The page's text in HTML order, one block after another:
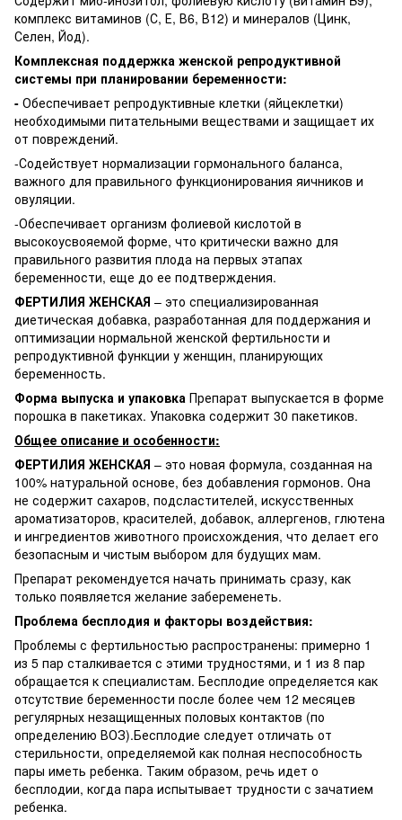
комплекс витаминов (С, Е, В6, В12) и минералов (Цинк,
Селен, Йод).
Комплексная поддержка женской репродуктивной
системы при планировании беременности:
- Обеспечивает репродуктивные клетки (яйцеклетки)
необходимыми питательными веществами и защищает их
от повреждений.
-Содействует нормализации гормонального баланса,
важного для правильного функционирования яичников и
овуляции.
-Обеспечивает организм фолиевой кислотой в
высокоусвояемой форме, что критически важно для
правильного развития плода на первых этапах
беременности, еще до ее подтверждения.
ФЕРТИЛИЯ ЖЕНСКАЯ – это специализированная
диетическая добавка, разработанная для поддержания и
оптимизации нормальной женской фертильности и
репродуктивной функции у женщин, планирующих
беременность.
Форма выпуска и упаковка Препарат выпускается в форме
порошка в пакетиках. Упаковка содержит 30 пакетиков.
Общее описание и особенности:
ФЕРТИЛИЯ ЖЕНСКАЯ – это новая формула, созданная на
100% натуральной основе, без добавления гормонов. Она
не содержит сахаров, подсластителей, искусственных
ароматизаторов, красителей, добавок, аллергенов, глютена
и ингредиентов животного происхождения, что делает его
безопасным и чистым выбором для будущих мам.
Препарат рекомендуется начать принимать сразу, как
только появляется желание забеременеть.
Проблема бесплодия и факторы воздействия:
Проблемы с фертильностью распространены: примерно 1
из 5 пар сталкивается с этими трудностями, и 1 из 8 пар
обращается к специалистам. Бесплодие определяется как
отсутствие беременности после более чем 12 месяцев
регулярных незащищенных половых контактов (по
определению ВОЗ).Бесплодие следует отличать от
стерильности, определяемой как полная неспособность
пары иметь ребенка. Таким образом, речь идет о
бесплодии, когда пара испытывает трудности с зачатием
ребенка.